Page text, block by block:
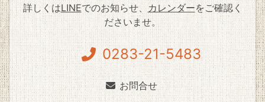
詳しくはLINEでのお知らせ、カレンダーをご確認く
ださいませ。
0283-21-5483
お問合せ